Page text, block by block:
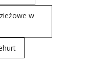
w